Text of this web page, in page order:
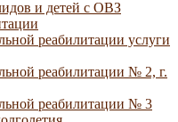
и детей с ОВЗ
реабилитации услуги
реабилитации № 2, г.
реабилитации № 3